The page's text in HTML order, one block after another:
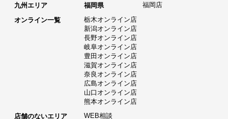
九州エリア
福岡県
福岡店
オンライン一覧
栃木オンライン店
新潟オンライン店
長野オンライン店
岐阜オンライン店
豊田オンライン店
滋賀オンライン店
奈良オンライン店
広島オンライン店
山口オンライン店
熊本オンライン店
店舗のないエリア
WEB相談